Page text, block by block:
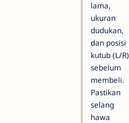
lama,
ukuran
dudukan,
dan posisi
kutub (L/R)
sebelum
membeli.
Pastikan
selang
hawa